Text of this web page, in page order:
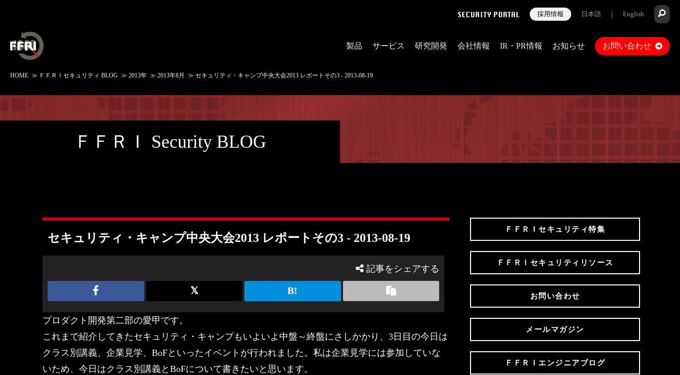
採用情報 日本語 | English
製品 サービス 研究開発 会社情報 IR・PR情報 お知らせ お問い合わせ
HOME ≫ ＦＦＲＩセキュリティ BLOG ≫ 2013年 ≫ 2013年8月 ≫ セキュリティ・キャンプ中央大会2013 レポートその3 - 2013-08-19
ＦＦＲＩ Security BLOG
セキュリティ・キャンプ中央大会2013 レポートその3 - 2013-08-19
記事をシェアする
プロダクト開発第二部の愛甲です。
これまで紹介してきたセキュリティ・キャンプもいよいよ中盤～終盤にさしかかり、3日目の今日は
クラス別講義、企業見学、BoFといったイベントが行われました。私は企業見学には参加していな
いため、今日はクラス別講義とBoFについて書きたいと思います。
ＦＦＲＩセキュリティ特集
ＦＦＲＩセキュリティリソース
お問い合わせ
メールマガジン
ＦＦＲＩエンジニアブログ